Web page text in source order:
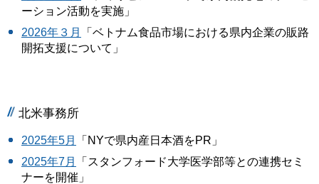
ーション活動を実施」
2026年３月
「ベトナム食品市場における県内企業の販路
開拓支援について」
北米事務所
2025年5月
「NYで県内産日本酒をPR」
2025年7月
「スタンフォード大学医学部等との連携セミ
ナーを開催」